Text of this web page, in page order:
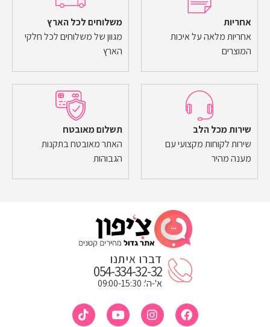
אחריות
אחריות מלאה על איכות
המוצרים
משלוחים לכל הארץ
מגוון של משלוחים לכל חלקי
הארץ
שירות מכל הלב
שירות לקוחות מקצועי עם
מענה מהיר
תשלום מאובטח
האתר מאובטח בתקנות
הגבוהות
דברו איתנו
054-334-32-32
א'-ה': 09:00-15:30